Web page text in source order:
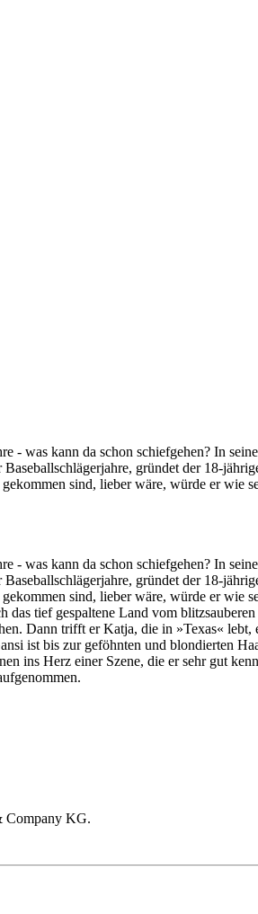
- was kann da schon schiefgehen? In
gründet der 18-
sind, lieber wäre, würde er
- was kann da schon schiefgehen? In
gründet der 18-
sind, lieber wäre, würde er
tief gespaltene Land vom
Dann trifft er Katja, die in »Texas«
ist bis zur geföhnten und blondierten
ins Herz einer Szene, die er sehr gut
Company KG.